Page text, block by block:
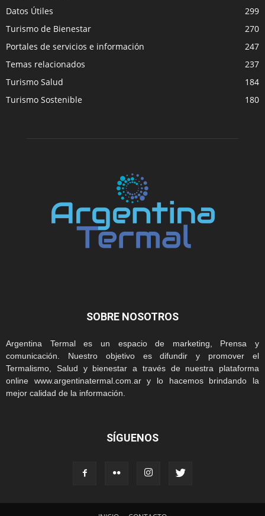
Datos Útiles
299
Turismo de Bienestar
270
Portales de servicios e información
247
Temas relacionados
237
Turismo Salud
184
Turismo Sostenible
180
SOBRE NOSOTROS
Argentina Termal es un espacio de marketing, Prensa y
comunicación. Nuestro objetivo es difundir y promover el
Termalismo, Salud y bienestar a través de nuestra plataforma
online www.argentinatermal.com.ar y lo hacemos brindando la
mejor calidad de la información.
SÍGUENOS